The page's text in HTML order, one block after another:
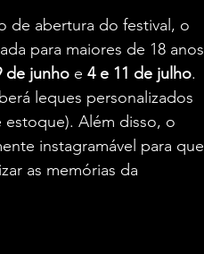
de abertura do festival, o
para maiores de 18 anos
de junho e 4 e 11 de julho.
leques personalizados
Além disso, o
instagramável para que
as memórias da